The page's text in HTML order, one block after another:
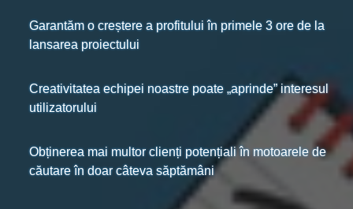
Garantăm o creștere a profitului în primele 3 ore de la
lansarea proiectului
Creativitatea echipei noastre poate „aprinde” interesul
utilizatorului
Obținerea mai multor clienți potențiali în motoarele de
căutare în doar câteva săptămâni